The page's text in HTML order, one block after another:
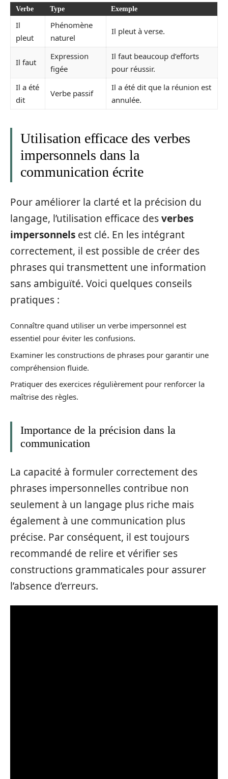
Verbe Type Exemple
Il
pleut
Phénomène
naturel
Il pleut à verse.
Il faut
Expression
figée
Il faut beaucoup d’efforts
pour réussir.
Il a été
dit
Verbe passif
Il a été dit que la réunion est
annulée.
Utilisation efficace des verbes
impersonnels dans la
communication écrite
Pour améliorer la clarté et la précision du
langage, l’utilisation efficace desverbes
impersonnels est clé. En les intégrant
correctement, il est possible de créer des
phrases qui transmettent une information
sans ambiguïté. Voici quelques conseils
pratiques :
Connaître quand utiliser un verbe impersonnel est
essentiel pour éviter les confusions.
Examiner les constructions de phrases pour garantir une
compréhension fluide.
Pratiquer des exercices régulièrement pour renforcer la
maîtrise des règles.
Importance de la précision dans la
communication
La capacité à formuler correctement des
phrases impersonnelles contribue non
seulement à un langage plus riche mais
également à une communication plus
précise. Par conséquent, il est toujours
recommandé de relire et vérifier ses
constructions grammaticales pour assurer
l’absence d’erreurs.